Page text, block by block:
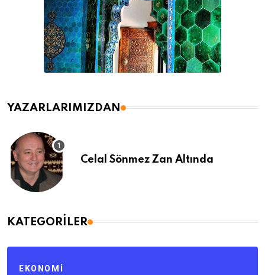
YAZARLARIMIZDAN
Celal Sönmez Zan Altında
KATEGORILER
EKONOMI